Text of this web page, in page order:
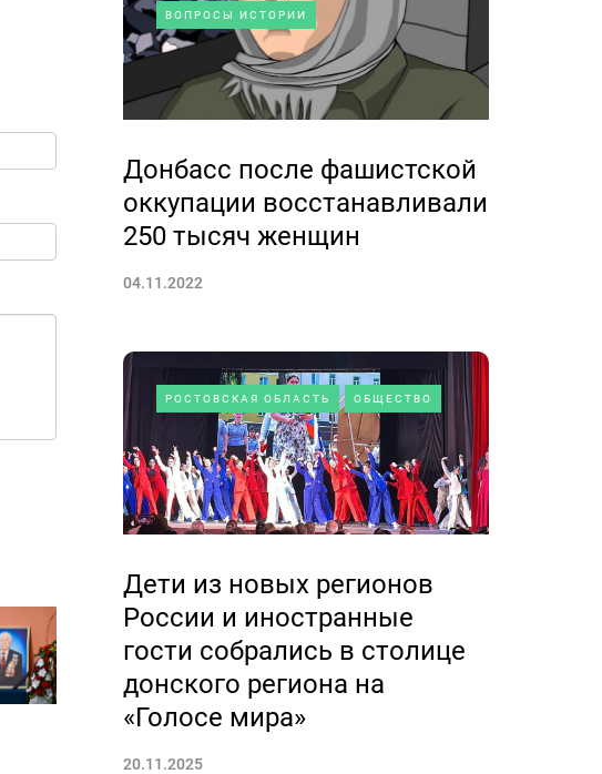
ВОПРОСЫ ИСТОРИИ
Донбасс после фашистской
оккупации восстанавливали
250 тысяч женщин
04.11.2022
РОСТОВСКАЯ ОБЛАСТЬ ОБЩЕСТВО
Дети из новых регионов
России и иностранные
гости собрались в столице
донского региона на
«Голосе мира»
20.11.2025